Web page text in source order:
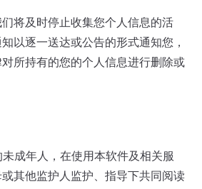
将及时停止收集您个人信息的活
以逐一送达或公告的形式通知您，
所持有的您的个人信息进行删除或
成年人，在使用本软件及相关服
其他监护人监护、指导下共同阅读